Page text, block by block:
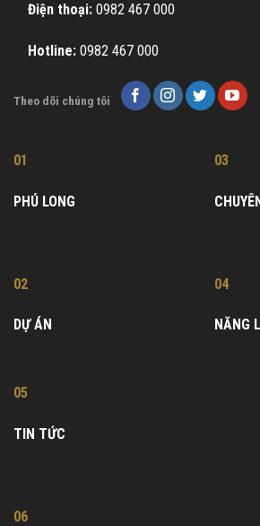
Điện thoại: 0982 467 000
Hotline: 0982 467 000
Theo dõi chúng tôi
01
PHÚ LONG
02
DỰ ÁN
03
04
NĂNG
05
TIN TỨC
06